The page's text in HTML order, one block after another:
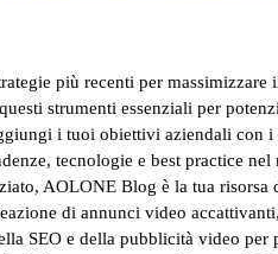
più recenti per
strumenti essenziali per
i tuoi obiettivi aziendali con
tecnologie e best practice
AOLONE Blog è la tua
di annunci video
SEO e della pubblicità video